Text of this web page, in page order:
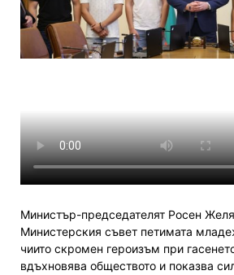
Министър-председателят Росен
Министерския съвет петимата
чиито скромен героизъм при
вдъхновява обществото и показва